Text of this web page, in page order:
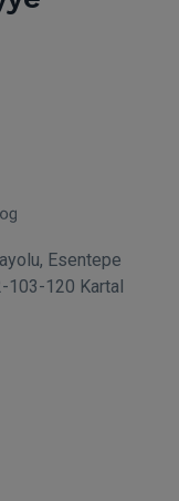
Esentepe
103-120 Kartal